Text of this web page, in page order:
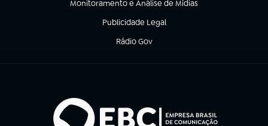
Monitoramento e Análise de Mídias
(abre em nova aba)
Publicidade Legal
(abre em nova aba)
Rádio Gov
(abre em nova aba)